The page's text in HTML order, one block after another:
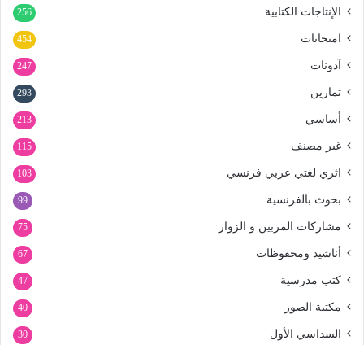
الإنتاجات الكتابية 256
امتحانات 454
آدونات 247
تمارين 293
أساسي 213
غير مصنف 115
اثري لغتي عربي فرنسي 103
بحوث بالفرنسية 99
مشاركات المربين و الزوار 75
أناشيد ومحفوظات 67
كتب مدرسية 47
مكتبة الصور 40
السداسي الأول 30